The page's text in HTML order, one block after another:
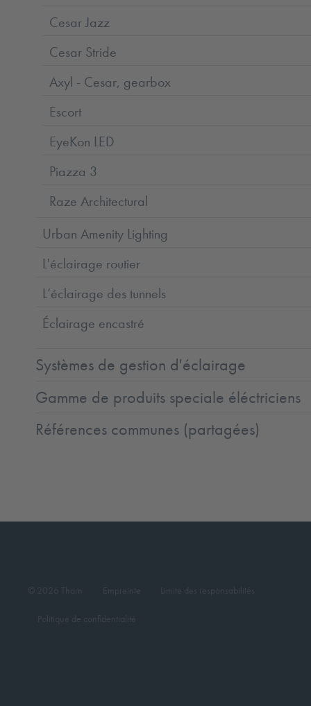
Cesar Jazz
Cesar Stride
Axyl - Cesar, gearbox
Escort
EyeKon LED
Piazza 3
Raze Architectural
Urban Amenity Lighting
L'éclairage routier
L’éclairage des tunnels
Éclairage encastré
Systèmes de gestion d'éclairage
Gamme de produits speciale éléctriciens
Références communes (partagées)